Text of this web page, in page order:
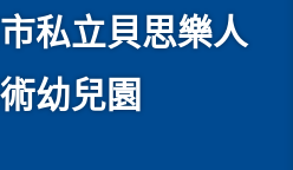
私立貝思樂人
幼兒園